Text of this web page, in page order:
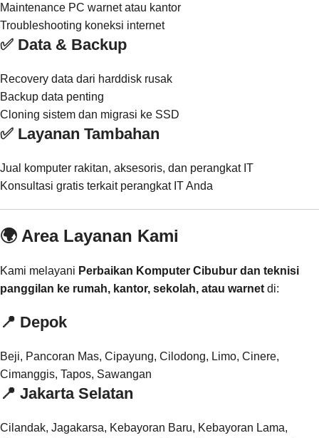
Maintenance PC warnet atau kantor
Troubleshooting koneksi internet
✅ Data & Backup
Recovery data dari harddisk rusak
Backup data penting
Cloning sistem dan migrasi ke SSD
✅ Layanan Tambahan
Jual komputer rakitan, aksesoris, dan perangkat IT
Konsultasi gratis terkait perangkat IT Anda
🌍 Area Layanan Kami
Kami melayani Perbaikan Komputer Cibubur dan teknisi
panggilan ke rumah, kantor, sekolah, atau warnet di:
📍 Depok
Beji, Pancoran Mas, Cipayung, Cilodong, Limo, Cinere,
Cimanggis, Tapos, Sawangan
📍 Jakarta Selatan
Cilandak, Jagakarsa, Kebayoran Baru, Kebayoran Lama,